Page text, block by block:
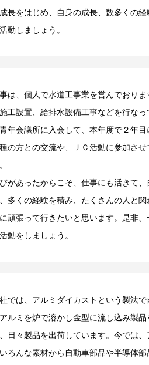
長をはじめ、自身の成長、数多くの
動しましょう。
は、個人で水道工事業を営んでおり
工設置、給排水設備工事などを行なっ
年会議所に入会して、本年度で２年
の方との交流や、ＪＣ活動に参加さ
があったからこそ、仕事にも活きて
多くの経験を積み、たくさんの人と
頑張って行きたいと思います。是非
動をしましょう。
では、アルミダイカストという製法
ルミを炉で溶かし金型に流し込み製
日々製品を出荷しています。今では
ろんな素材から自動車部品や半導体